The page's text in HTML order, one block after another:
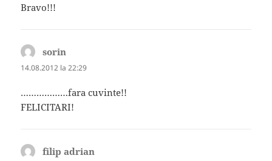
Bravo!!!
sorin
14.08.2012 la 22:29
………………fara cuvinte!!
FELICITARI!
filip adrian